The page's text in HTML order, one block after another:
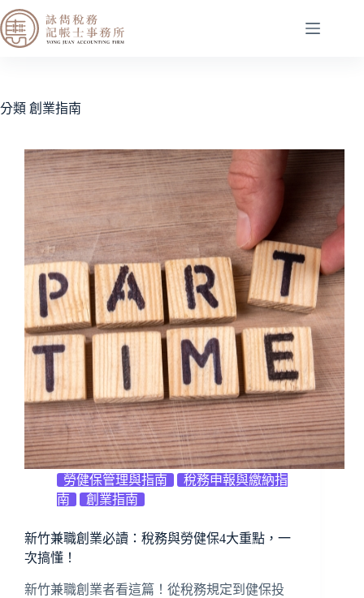
分類 創業指南
勞健保管理與指南
稅務申報與繳納指
南
創業指南
新竹兼職創業必讀：稅務與勞健保4大重點，一
次搞懂！
新竹兼職創業者看這篇！從稅務規定到健保投